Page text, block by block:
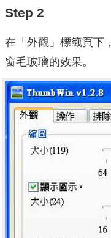
Step 2
在「外觀」標籤頁下
窗毛玻璃的效果。